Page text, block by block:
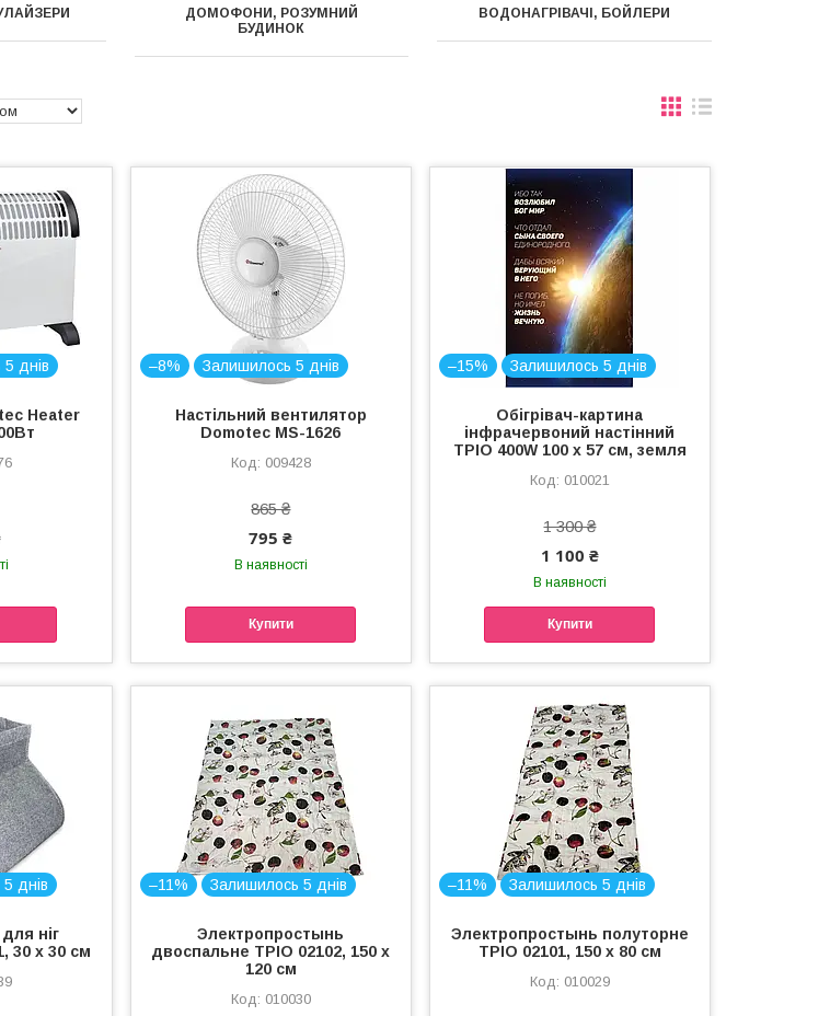
ДОМОФОНИ, РОЗУМНИЙ
БУДИНОК
ВОДОНАГРІВАЧІ, БОЙЛЕРИ
днів
Heater
–8% Залишилось 5 днів
Настільний вентилятор
Domotec МЅ-1626
009428
865 ₴
795 ₴
В наявності
Купити
–15% Залишилось 5 днів
Обігрівач-картина
інфрачервоний настінний
ТРІО 400W 100 х 57 см, земля
010021
1 300 ₴
1 100 ₴
В наявності
Купити
днів
ніг
30 х 30 см
–11% Залишилось 5 днів
Электропростынь
двоспальне ТРІО 02102, 150 х
120 см
010030
–11% Залишилось 5 днів
Электропростынь полуторне
ТРІО 02101, 150 х 80 см
010029